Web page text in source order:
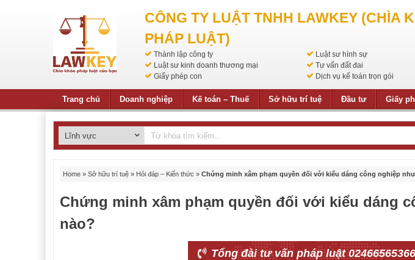
CÔNG TY LUẬT TNHH LAWKEY (CHÌA
PHÁP LUẬT)
Thành lập công ty
Luật sư hình sự
Luật sư kinh doanh thương mại
Tư vấn đất đai
Giấy phép con
Dịch vụ kế toán trọn gói
Trang chủ Doanh nghiệp Kế toán – Thuế Sở hữu trí tuệ Đầu tư Giấy
Home » Sở hữu trí tuệ » Hỏi đáp – Kiến thức » Chứng minh xâm phạm quyền đối với kiểu dáng công nghiệp
Chứng minh xâm phạm quyền đối với kiểu dáng
nào?
Tổng đài tư vấn pháp luật 02466565366